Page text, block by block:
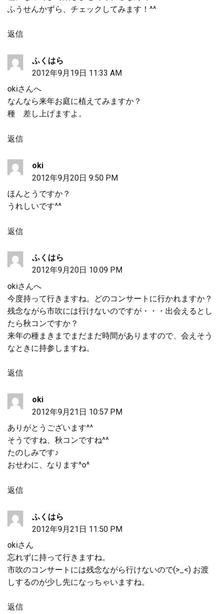
ン
ふうせんかずら、チェックしてみます！^^
返信
ふくはら
2012年9月19日 11:33 AM
okiさんへ
なんなら来年お庭に植えてみますか？
種 差し上げますよ。
返信
oki
2012年9月20日 9:50 PM
ほんとうですか？
うれしいです^^
返信
ふくはら
2012年9月20日 10:09 PM
okiさんへ
今度持って行きますね。どのコンサートに行かれますか？
残念ながら市吹には行けないのですが・・・出会えるとし
たら秋コンですか？
来年の種まきまでまだまだ時間がありますので、会えそう
なときに持参しますね。
返信
oki
2012年9月21日 10:57 PM
ありがとうございます^^
そうですね、秋コンですね^^
たのしみです♪
おせわに、なります^o^
返信
ふくはら
2012年9月21日 11:50 PM
okiさん
忘れずに持って行きますね。
市吹のコンサートには残念ながら行けないので(>_<) お渡
しするのが少し先になっちゃいますね。
返信